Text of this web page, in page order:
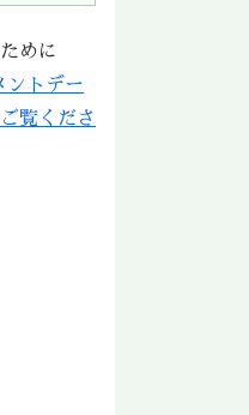
めに
ントデー
覧くださ